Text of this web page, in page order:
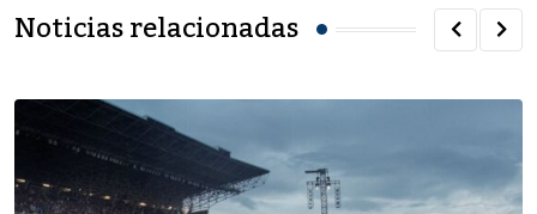
Noticias relacionadas